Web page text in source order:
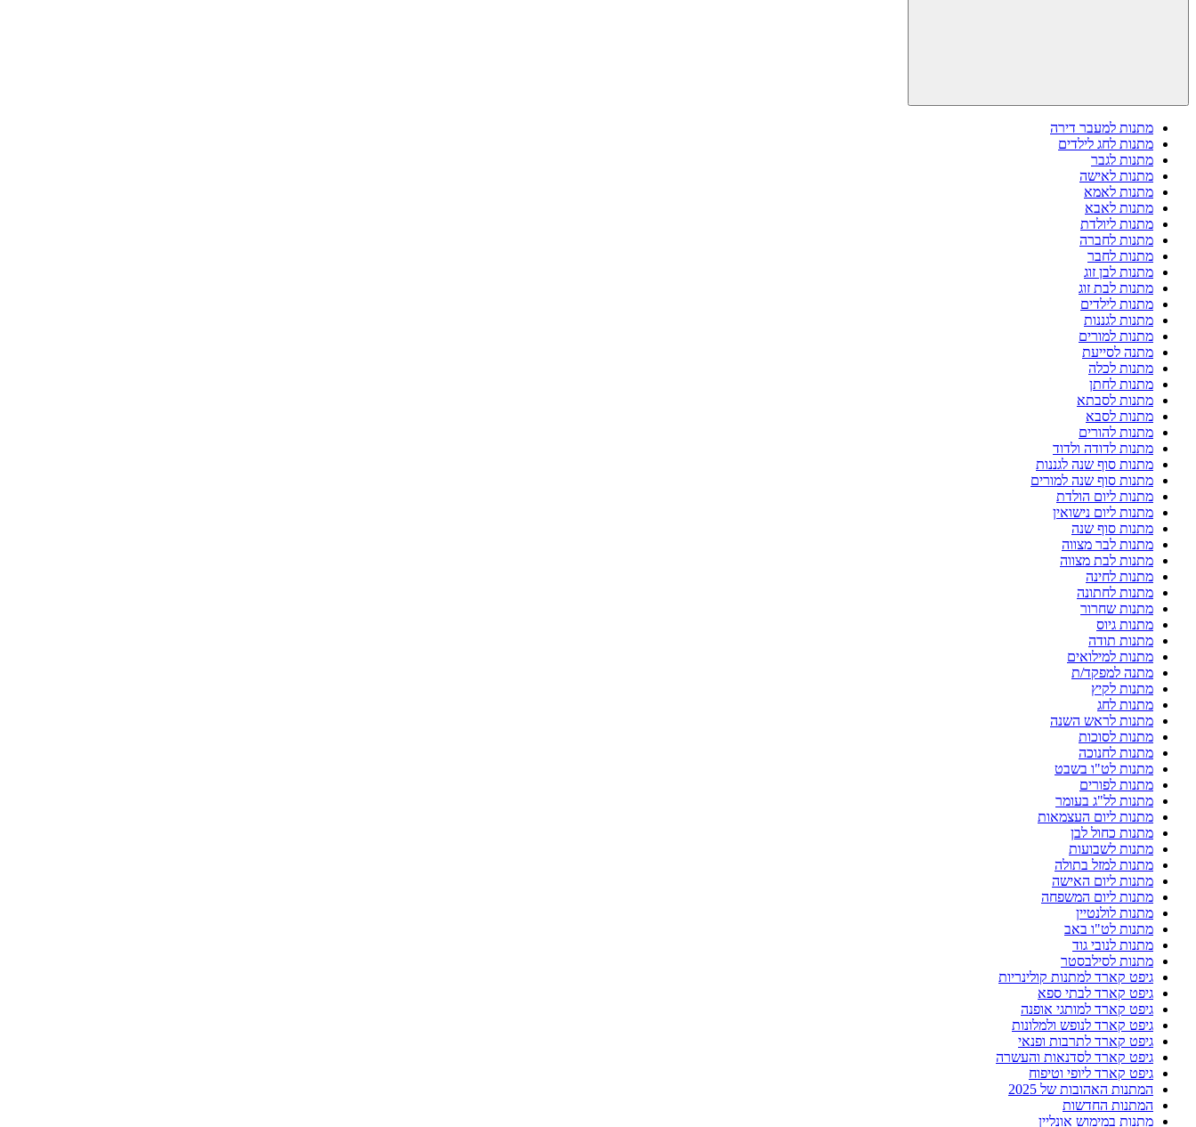
מתנות למעבר דירה
מתנות לחג לילדים
מתנות לגבר
מתנות לאישה
מתנות לאמא
מתנות לאבא
מתנות ליולדת
מתנות לחברה
מתנות לחבר
מתנות לבן זוג
מתנות לבת זוג
מתנות לילדים
מתנות לגננות
מתנות למורים
מתנה לסייעת
מתנות לכלה
מתנות לחתן
מתנות לסבתא
מתנות לסבא
מתנות להורים
מתנות לדודה ולדוד
מתנות סוף שנה לגננות
מתנות סוף שנה למורים
מתנות ליום הולדת
מתנות ליום נישואין
מתנות סוף שנה
מתנות לבר מצווה
מתנות לבת מצווה
מתנות לחינה
מתנות לחתונה
מתנות שחרור
מתנות גיוס
מתנות תודה
מתנות למילואים
מתנה למפקד/ת
מתנות לקיץ
מתנות לחג
מתנות לראש השנה
מתנות לסוכות
מתנות לחנוכה
מתנות לט"ו בשבט
מתנות לפורים
מתנות לל"ג בעומר
מתנות ליום העצמאות
מתנות כחול לבן
מתנות לשבועות
מתנות למזל בתולה
מתנות ליום האישה
מתנות ליום המשפחה
מתנות לולנטיין
מתנות לט"ו באב
מתנות לנובי גוד
מתנות לסילבסטר
גיפט קארד למתנות קולינריות
גיפט קארד לבתי ספא
גיפט קארד למותגי אופנה
גיפט קארד לנופש ולמלונות
גיפט קארד לתרבות ופנאי
גיפט קארד לסדנאות והעשרה
גיפט קארד ליופי וטיפוח
המתנות האהובות של 2025
המתנות החדשות
מתנות במימוש אונליין